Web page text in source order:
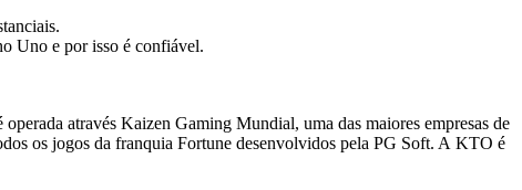
Uno e por isso é confiável.
através Kaizen Gaming Mundial, uma das maiores empresas de
os jogos da franquia Fortune desenvolvidos pela PG Soft. A KTO é